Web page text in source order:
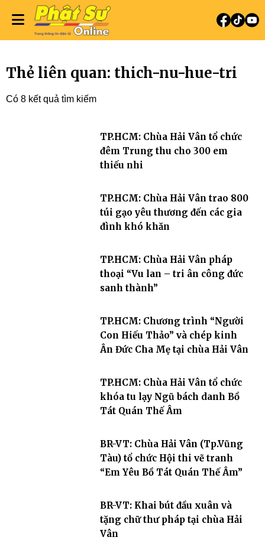
Thẻ liên quan: thich-nu-hue-tri
Có 8 kết quả tìm kiếm
TP.HCM: Chùa Hải Vân tổ chức
đêm Trung thu cho 300 em
thiếu nhi
TP.HCM: Chùa Hải Vân trao 800
túi gạo yêu thương đến các gia
đình khó khăn
TP.HCM: Chùa Hải Vân pháp
thoại “Vu lan – tri ân công đức
sanh thành”
TP.HCM: Chương trình “Người
Con Hiếu Thảo” và chép kinh
Ân Đức Cha Mẹ tại chùa Hải Vân
TP.HCM: Chùa Hải Vân tổ chức
khóa tu lạy Ngũ bách danh Bồ
Tát Quán Thế Âm
BR-VT: Chùa Hải Vân (Tp.Vũng
Tàu) tổ chức Hội thi vẽ tranh
“Em Yêu Bồ Tát Quán Thế Âm”
BR-VT: Khai bút đầu xuân và
tặng chữ thư pháp tại chùa Hải
Vân